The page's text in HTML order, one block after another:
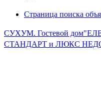
Страница поиска
СУХУМ. Гостевой
СТАНДАРТ и ЛЮКС